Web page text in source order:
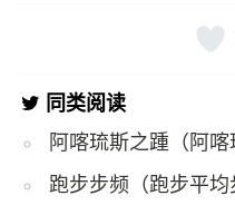
同类阅读
阿喀琉斯之踵（阿喀
跑步步频（跑步平均